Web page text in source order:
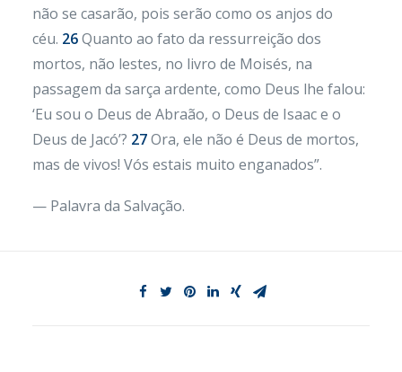
não se casarão, pois serão como os anjos do
céu. 26Quanto ao fato da ressurreição dos
mortos, não lestes, no livro de Moisés, na
passagem da sarça ardente, como Deus lhe falou:
‘Eu sou o Deus de Abraão, o Deus de Isaac e o
Deus de Jacó’? 27Ora, ele não é Deus de mortos,
mas de vivos! Vós estais muito enganados”.
— Palavra da Salvação.